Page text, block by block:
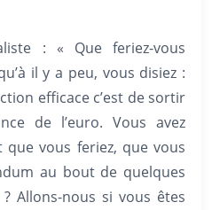
: « Que feriez-vous
il y a peu, vous disiez :
efficace c’est de sortir
de l’euro. Vous avez
que vous feriez, que vous
au bout de quelques
Allons-nous si vous êtes